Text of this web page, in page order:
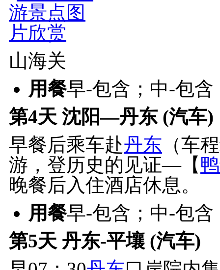
山海关
用餐早-包含；中-包
第4天 沈阳—丹东 (汽车)
早餐后乘车赴丹东 （车
游，登历史的见证—【
晚餐后入住酒店休息。
用餐早-包含；中-包
第5天 丹东-平壤 (汽车)